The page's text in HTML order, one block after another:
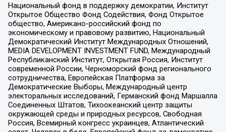
Национальный фонд в поддержку демократии, Институт
Открытое Общество Фонд Содействия, Фонд Открытое
общество, Американо-российский фонд по
экономическому и правовому развитию, Национальный
Демократический Институт Международных Отношений,
MEDIA DEVELOPMENT INVESTMENT FUND, Международный
Республиканский Институт, Открытая Россия, Институт
современной России, Черноморский фонд регионального
сотрудничества, Европейская Платформа за
Демократические Выборы, Международный центр
электоральных исследований, Германский фонд Маршалла
Соединенных Штатов, Тихоокеанский центр защиты
окружающей среды и природных ресурсов, Свободная
Россия, Всемирный конгресс украинцев, Атлантический